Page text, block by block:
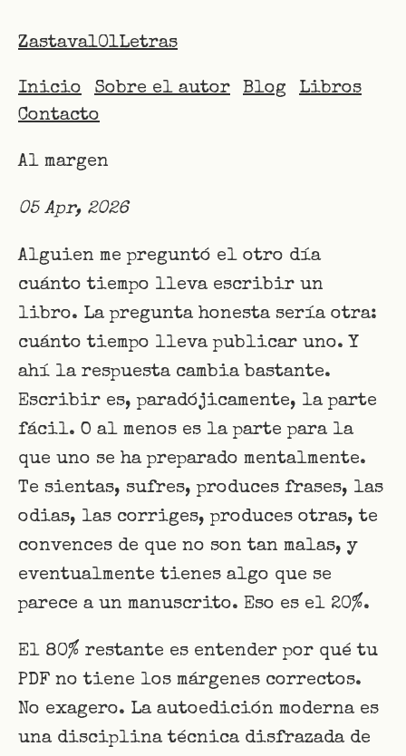
Zastava101Letras
Inicio Sobre el autor Blog
Libros
Contacto
Al margen
05 Apr, 2026
Alguien me preguntó el otro día
cuánto tiempo lleva escribir un
libro. La pregunta honesta sería otra:
cuánto tiempo lleva publicar uno. Y
ahí la respuesta cambia bastante.
Escribir es, paradójicamente, la parte
fácil. O al menos es la parte para la
que uno se ha preparado mentalmente.
Te sientas, sufres, produces frases, las
odias, las corriges, produces otras, te
convences de que no son tan malas, y
eventualmente tienes algo que se
parece a un manuscrito. Eso es el 20%.
El 80% restante es entender por qué tu
PDF no tiene los márgenes correctos.
No exagero. La autoedición moderna es
una disciplina técnica disfrazada de